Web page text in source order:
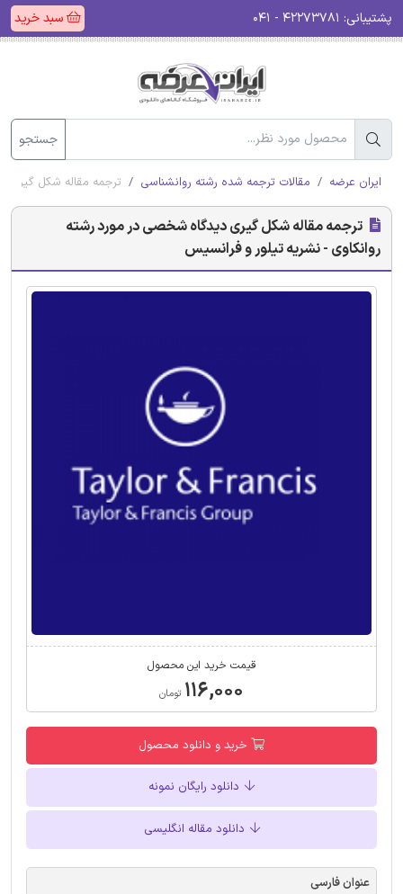
پشتیبانی: سبد خرید
جستجو
ایران عرضه مقالات ترجمه شده رشته روانشناسی ترجمه مقاله شکل گیری
ترجمه مقاله شکل گیری دیدگاه شخصی در مورد رشته
روانکاوی - نشریه تیلور و فرانسیس
قیمت خرید این محصول
۱۱۶,۰۰۰ تومان
خرید و دانلود محصول
دانلود رایگان نمونه
دانلود مقاله انگلیسی
عنوان فارسی